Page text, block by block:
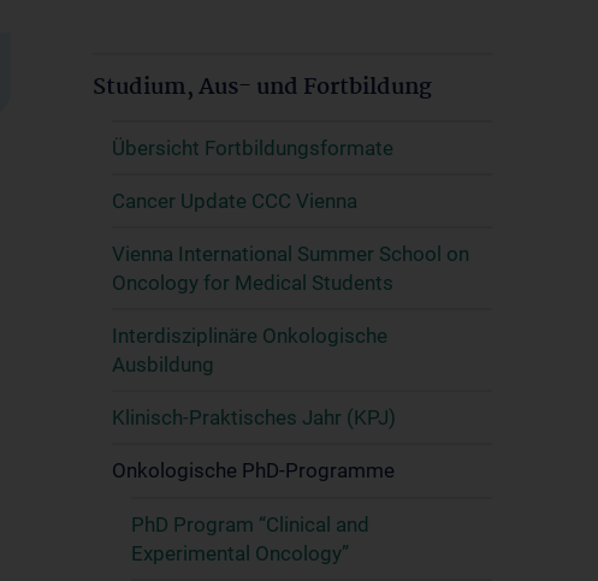
Studium, Aus- und Fortbildung
Übersicht Fortbildungsformate
Cancer Update CCC Vienna
Vienna International Summer School on
Oncology for Medical Students
Interdisziplinäre Onkologische
Ausbildung
Klinisch-Praktisches Jahr (KPJ)
Onkologische PhD-Programme
PhD Program “Clinical and
Experimental Oncology”